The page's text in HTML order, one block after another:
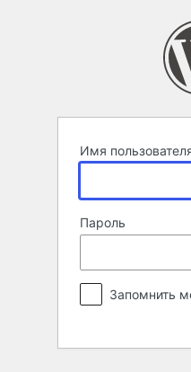
Имя
Пароль
Запомнить